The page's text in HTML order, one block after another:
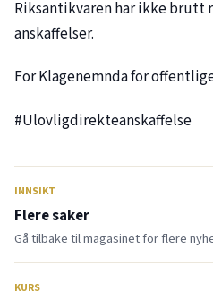
Riksantikvaren har ikke
anskaffelser.
For Klagenemnda for
#Ulovligdirekteanskaffelse
INNSIKT
Flere saker
Gå tilbake til magasinet for flere
KURS